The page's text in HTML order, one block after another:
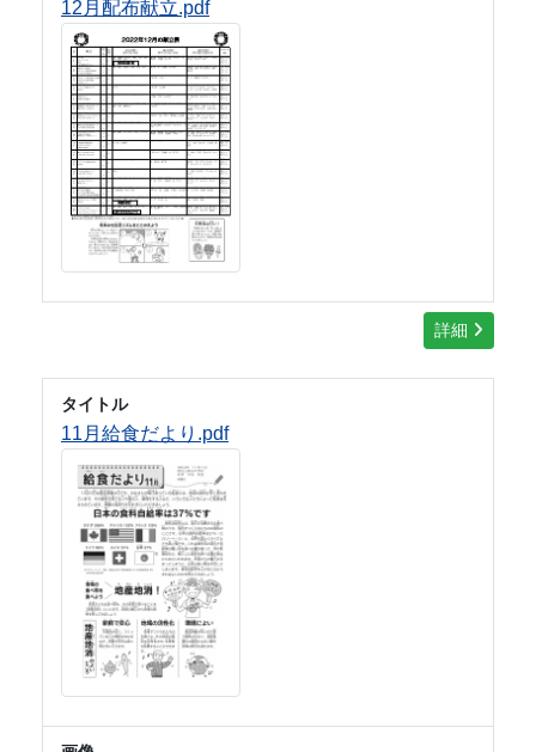
12月配布献立.pdf
詳細
タイトル
11月給食だより.pdf